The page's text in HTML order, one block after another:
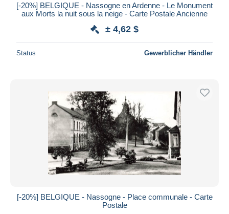
[-20%] BELGIQUE - Nassogne en Ardenne - Le Monument
aux Morts la nuit sous la neige - Carte Postale Ancienne
± 4,62 $
Status Gewerblicher Händler
[-20%] BELGIQUE - Nassogne - Place communale - Carte
Postale